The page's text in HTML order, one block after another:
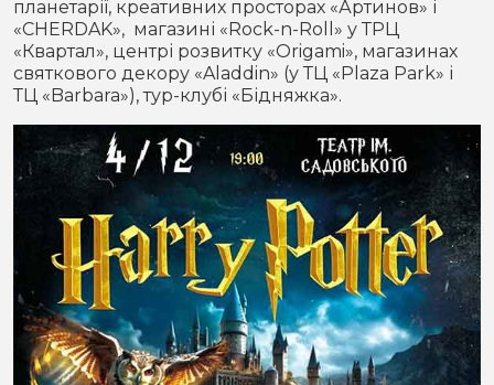
планетарії, креативних просторах «Артинов» і
«CHERDAK», магазині «Rock-n-Roll» у ТРЦ
«Квартал», центрі розвитку «Origami», магазинах
святкового декору «Aladdin» (у ТЦ «Plaza Park» і
ТЦ «Barbara»), тур-клубі «Бідняжка».